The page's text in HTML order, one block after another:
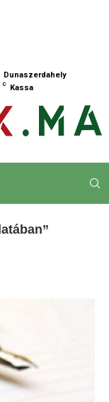
Dunaszerdahely
C Kassa